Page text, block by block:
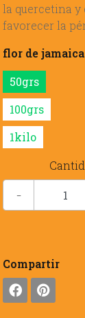
la quercetina y
favorecer la
flor de jamaica
50grs
100grs
1kilo
-
Compartir